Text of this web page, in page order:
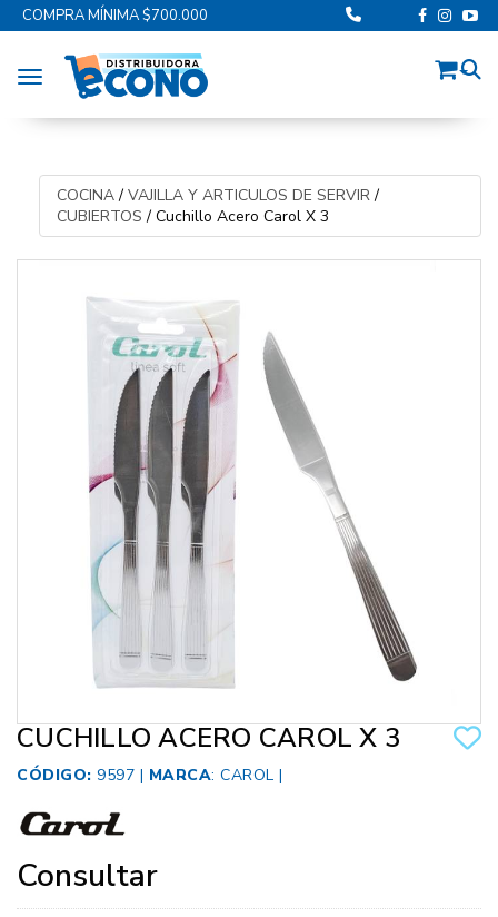
COMPRA MÍNIMA $700.000
Toggle navigation
COCINA/ VAJILLA Y ARTICULOS DE SERVIR/
CUBIERTOS / Cuchillo Acero Carol X 3
CUCHILLO ACERO CAROL X 3
CÓDIGO: 9597 | MARCA: CAROL |
Consultar